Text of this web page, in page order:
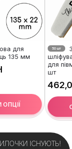
для
135 мм
50 шт
для
шт
ІСНУЮТЬ!